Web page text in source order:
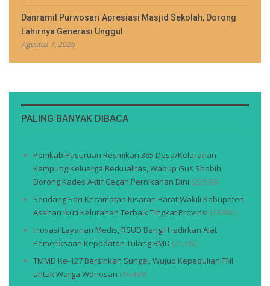
Danramil Purwosari Apresiasi Masjid Sekolah, Dorong
Lahirnya Generasi Unggul
Agustus 7, 2026
PALING BANYAK DIBACA
Pemkab Pasuruan Resmikan 365 Desa/Kelurahan
Kampung Keluarga Berkualitas, Wabup Gus Shobih
Dorong Kades Aktif Cegah Pernikahan Dini (29.599)
Sendang Sari Kecamatan Kisaran Barat Wakili Kabupaten
Asahan Ikuti Kelurahan Terbaik Tingkat Provinsi (28.802)
Inovasi Layanan Medis, RSUD Bangil Hadirkan Alat
Pemeriksaan Kepadatan Tulang BMD (25.182)
TMMD Ke-127 Bersihkan Sungai, Wujud Kepedulian TNI
untuk Warga Wonosari (16.489)